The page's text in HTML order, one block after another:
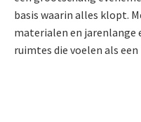
basis waarin alles klopt.
materialen en jarenlange
ruimtes die voelen als